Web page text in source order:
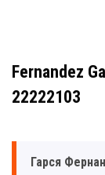
Fernandez
22222103
Гарcя